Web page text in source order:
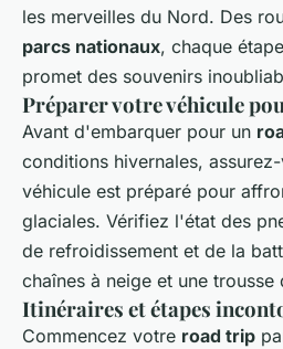
les merveilles du Nord. Des
parcs nationaux, chaque
promet des souvenirs
Préparer votre véhicule
Avant d'embarquer pour un
conditions hivernales,
véhicule est préparé pour
glaciales. Vérifiez l'état des
de refroidissement et de la
chaînes à neige et une trousse
Itinéraires et étapes
Commencez votre road trip